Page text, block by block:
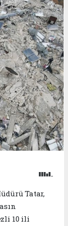
Tatar,
10 ili